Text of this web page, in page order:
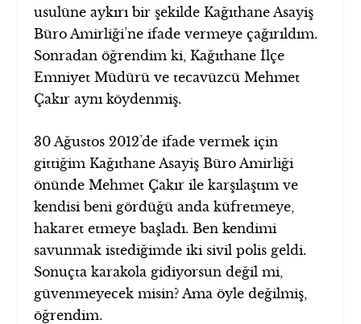
usulüne aykırı bir şekilde Kağıthane Asayiş
Büro Amirliği’ne ifade vermeye çağırıldım.
Sonradan öğrendim ki, Kağıthane İlçe
Emniyet Müdürü ve tecavüzcü Mehmet
Çakır aynı köydenmiş.
30 Ağustos 2012’de ifade vermek için
gittiğim Kağıthane Asayiş Büro Amirliği
önünde Mehmet Çakır ile karşılaştım ve
kendisi beni gördüğü anda küfretmeye,
hakaret etmeye başladı. Ben kendimi
savunmak istediğimde iki sivil polis geldi.
Sonuçta karakola gidiyorsun değil mi,
güvenmeyecek misin? Ama öyle değilmiş,
öğrendim.